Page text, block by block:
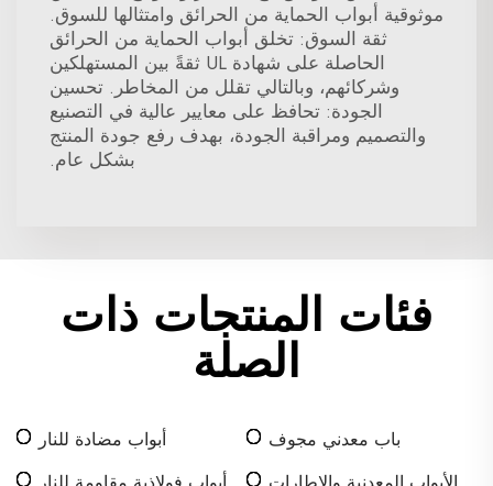
موثوقية أبواب الحماية من الحرائق وامتثالها للسوق.
ثقة السوق: تخلق أبواب الحماية من الحرائق
الحاصلة على شهادة UL ثقةً بين المستهلكين
وشركائهم، وبالتالي تقلل من المخاطر. تحسين
الجودة: تحافظ على معايير عالية في التصنيع
والتصميم ومراقبة الجودة، بهدف رفع جودة المنتج
بشكل عام.
فئات المنتجات ذات
الصلة
باب معدني مجوف
أبواب مضادة للنار